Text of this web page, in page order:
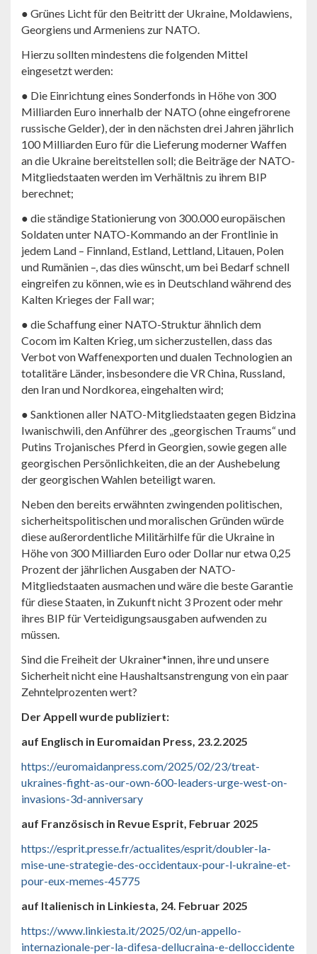
● Grünes Licht für den Beitritt der Ukraine, Moldawiens,
Georgiens und Armeniens zur NATO.
Hierzu sollten mindestens die folgenden Mittel
eingesetzt werden:
● Die Einrichtung eines Sonderfonds in Höhe von 300
Milliarden Euro innerhalb der NATO (ohne eingefrorene
russische Gelder), der in den nächsten drei Jahren jährlich
100 Milliarden Euro für die Lieferung moderner Waffen
an die Ukraine bereitstellen soll; die Beiträge der NATO-
Mitgliedstaaten werden im Verhältnis zu ihrem BIP
berechnet;
● die ständige Stationierung von 300.000 europäischen
Soldaten unter NATO-Kommando an der Frontlinie in
jedem Land – Finnland, Estland, Lettland, Litauen, Polen
und Rumänien –, das dies wünscht, um bei Bedarf schnell
eingreifen zu können, wie es in Deutschland während des
Kalten Krieges der Fall war;
● die Schaffung einer NATO-Struktur ähnlich dem
Cocom im Kalten Krieg, um sicherzustellen, dass das
Verbot von Waffenexporten und dualen Technologien an
totalitäre Länder, insbesondere die VR China, Russland,
den Iran und Nordkorea, eingehalten wird;
● Sanktionen aller NATO-Mitgliedstaaten gegen Bidzina
Iwanischwili, den Anführer des „georgischen Traums“ und
Putins Trojanisches Pferd in Georgien, sowie gegen alle
georgischen Persönlichkeiten, die an der Aushebelung
der georgischen Wahlen beteiligt waren.
Neben den bereits erwähnten zwingenden politischen,
sicherheitspolitischen und moralischen Gründen würde
diese außerordentliche Militärhilfe für die Ukraine in
Höhe von 300 Milliarden Euro oder Dollar nur etwa 0,25
Prozent der jährlichen Ausgaben der NATO-
Mitgliedstaaten ausmachen und wäre die beste Garantie
für diese Staaten, in Zukunft nicht 3 Prozent oder mehr
ihres BIP für Verteidigungsausgaben aufwenden zu
müssen.
Sind die Freiheit der Ukrainer*innen, ihre und unsere
Sicherheit nicht eine Haushaltsanstrengung von ein paar
Zehntelprozenten wert?
Der Appell wurde publiziert:
auf Englisch in Euromaidan Press, 23.2.2025
https://euromaidanpress.com/2025/02/23/treat-
ukraines-fight-as-our-own-600-leaders-urge-west-on-
invasions-3d-anniversary
auf Französisch in Revue Esprit, Februar 2025
https://esprit.presse.fr/actualites/esprit/doubler-la-
mise-une-strategie-des-occidentaux-pour-l-ukraine-et-
pour-eux-memes-45775
auf Italienisch in Linkiesta, 24. Februar 2025
https://www.linkiesta.it/2025/02/un-appello-
internazionale-per-la-difesa-dellucraina-e-delloccidente